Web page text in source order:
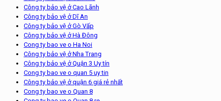
Công ty bảo vệ ở Cao Lãnh
Công ty bảo vệ ở Dĩ An
Công ty bảo vệ ở Gò Vấp
Công ty bảo vệ ở Hà Đông
Cong ty bao ve o Ha Noi
Công ty bảo vệ ở Nha Trang
Công ty bảo vệ ở Quận 3 Uy tín
Cong ty bao ve o quan 5 uy tin
Công ty bảo vệ ở quận 6 giá rẻ nhất
Cong ty bao ve o Quan 8